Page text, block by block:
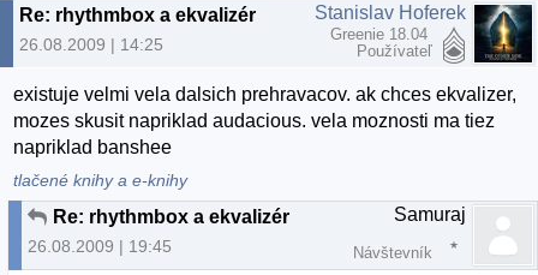
Re: rhythmbox a ekvalizér
26.08.2009 | 14:25
Stanislav Hoferek
Greenie 18.04
Používateľ
existuje velmi vela dalsich prehravacov. ak chces ekvalizer,
mozes skusit napriklad audacious. vela moznosti ma tiez
napriklad banshee
tlačené knihy a e-knihy
Re: rhythmbox a ekvalizér
26.08.2009 | 19:45
Samuraj
Návštevník